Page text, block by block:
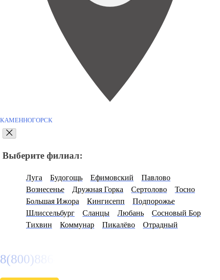
КАМЕННОГОРСК
Выберите филиал:
Луга Будогощь Ефимовский
Павлово
Вознесенье
Дружная Горка Сертолово
Тосно
Большая Ижора
Кингисепп
Подпорожье
Шлиссельбург
Сланцы Любань
Сосновый Бор
Тихвин
Коммунар Пикалёво Отрадный
8(800)886486